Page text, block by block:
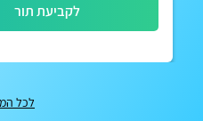
לקביעת תור
לכל